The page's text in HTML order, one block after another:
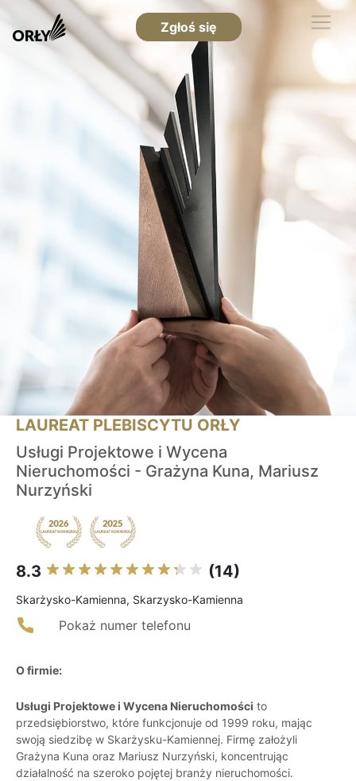
Zgłoś się
LAUREAT PLEBISCYTU ORŁY
Usługi Projektowe i Wycena
Nieruchomości - Grażyna Kuna, Mariusz
Nurzyński
8.3 (14)
Skarżysko-Kamienna, Skarzysko-Kamienna
Pokaż numer telefonu
O firmie:
Usługi Projektowe i Wycena Nieruchomości to
przedsiębiorstwo, które funkcjonuje od 1999 roku, mając
swoją siedzibę w Skarżysku-Kamiennej. Firmę założyli
Grażyna Kuna oraz Mariusz Nurzyński, koncentrując
działalność na szeroko pojętej branży nieruchomości.